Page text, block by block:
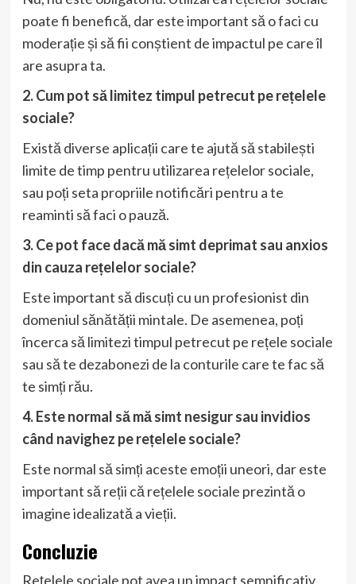
poate fi benefică, dar este important să o faci cu
moderație și să fii conștient de impactul pe care îl
are asupra ta.
2. Cum pot să limitez timpul petrecut pe rețelele
sociale?
Există diverse aplicații care te ajută să stabilești
limite de timp pentru utilizarea rețelelor sociale,
sau poți seta propriile notificări pentru a te
reaminti să faci o pauză.
3. Ce pot face dacă mă simt deprimat sau anxios
din cauza rețelelor sociale?
Este important să discuți cu un profesionist din
domeniul sănătății mintale. De asemenea, poți
încerca să limitezi timpul petrecut pe rețele sociale
sau să te dezabonezi de la conturile care te fac să
te simți rău.
4. Este normal să mă simt nesigur sau invidios
când navighez pe rețelele sociale?
Este normal să simți aceste emoții uneori, dar este
important să reții că rețelele sociale prezintă o
imagine idealizată a vieții.
Concluzie
Rețelele sociale pot avea un impact semnificativ